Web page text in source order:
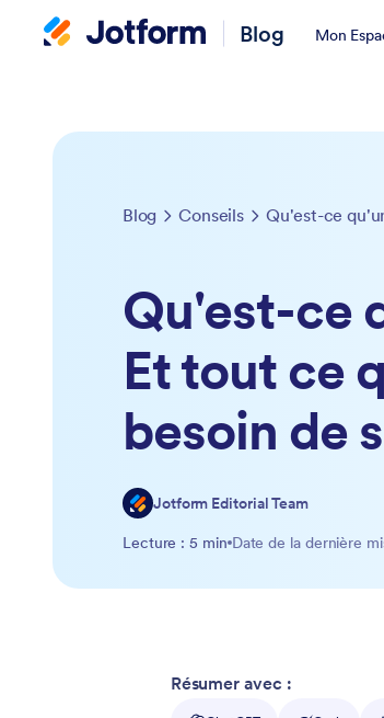
Blog Mon
Blog Conseils
Qu'est-ce
Et tout ce
besoin de
Jotform Editorial Team
Lecture : 5 min Date de la dernière
Résumer avec :